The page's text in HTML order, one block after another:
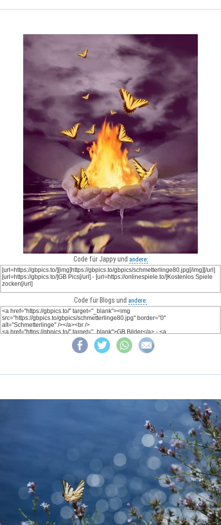
Code für Jappy und andere:
Code für Blogs und andere: